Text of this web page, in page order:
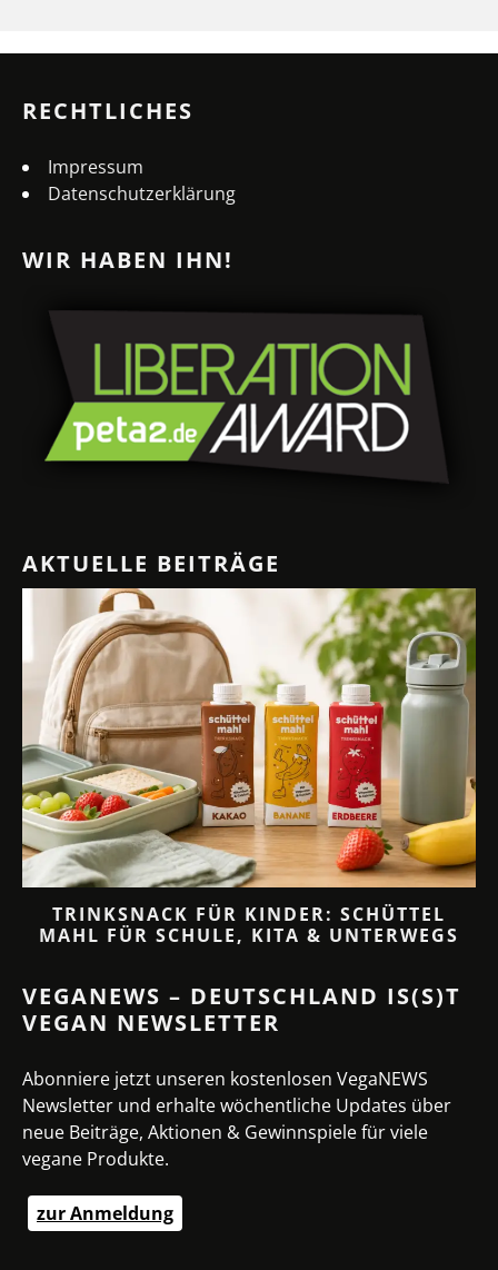
RECHTLICHES
Impressum
Datenschutzerklärung
WIR HABEN IHN!
AKTUELLE BEITRÄGE
TRINKSNACK FÜR KINDER: SCHÜTTEL
MAHL FÜR SCHULE, KITA & UNTERWEGS
VEGANEWS – DEUTSCHLAND IS(S)T
VEGAN NEWSLETTER
Abonniere jetzt unseren kostenlosen VegaNEWS
Newsletter und erhalte wöchentliche Updates über
neue Beiträge, Aktionen & Gewinnspiele für viele
vegane Produkte.
zur Anmeldung